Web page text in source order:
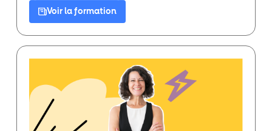
Voir la formation